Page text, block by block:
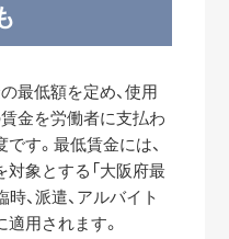
最低額を定め、使用
金を労働者に支払わ
す。最低賃金には、
象とする「大阪府最
、派遣、アルバイト
用されます。